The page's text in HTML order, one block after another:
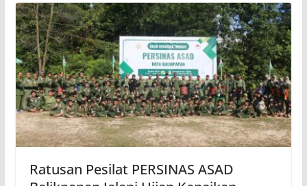
Ratusan Pesilat PERSINAS ASAD